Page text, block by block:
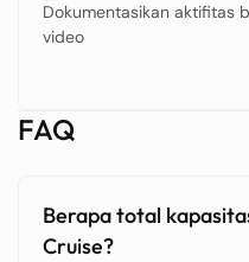
Dokumentasikan aktifitas
video
FAQ
Berapa total
Cruise?